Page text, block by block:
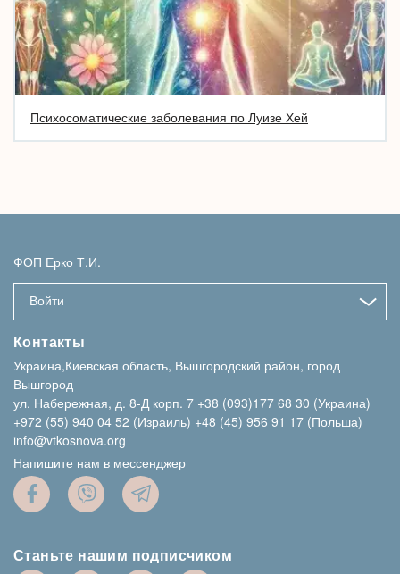
Психосоматические заболевания по Луизе Хей
ФОП Ерко Т.И.
Войти
Контакты
Украина,Киевская область, Вышгородский район, город
Вышгород
ул. Набережная, д. 8-Д корп. 7 +38 (093)177 68 30 (Украина)
+972 (55) 940 04 52 (Израиль) +48 (45) 956 91 17 (Польша)
info@vtkosnova.org
Напишите нам в мессенджер
Станьте нашим подписчиком